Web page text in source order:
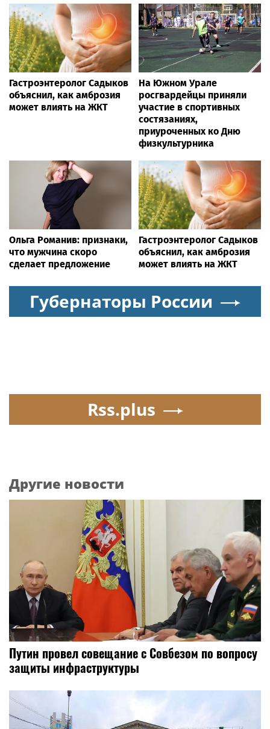
Гастроэнтеролог Садыков
объяснил, как амброзия
может влиять на ЖКТ
На Южном Урале
росгвардейцы приняли
участие в спортивных
состязаниях,
приуроченных ко Дню
физкультурника
Ольга Романив: признаки,
что мужчина скоро
сделает предложение
Гастроэнтеролог Садыков
объяснил, как амброзия
может влиять на ЖКТ
Губернаторы России
Rss.plus
Другие новости
Путин провел совещание с Совбезом по вопросу
защиты инфраструктуры